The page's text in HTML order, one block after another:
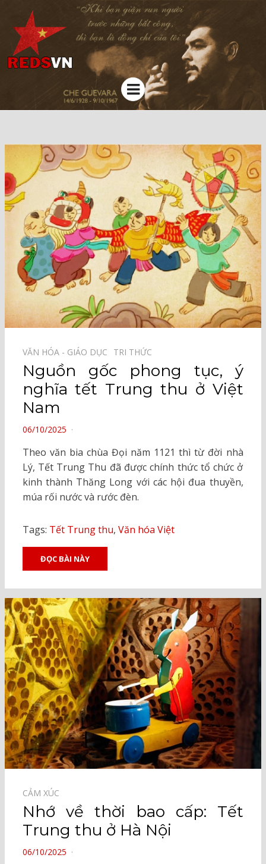
Kênh chia sẻ tri thức cộng đồng
Menu
VĂN HÓA - GIÁO DỤC⠀ TRI THỨC⠀
Nguồn gốc phong tục, ý
nghĩa tết Trung thu ở Việt
Nam
POSTED
06/10/2025
Theo văn bia chùa Đọi năm 1121 thì từ đời nhà
Lý, Tết Trung Thu đã được chính thức tổ chức ở
kinh thành Thăng Long với các hội đua thuyền,
múa rối nước và rước đèn.
Tags: Tết Trung thu, Văn hóa Việt
ĐỌC BÀI NÀY
CẢM XÚC⠀
Nhớ về thời bao cấp: Tết
Trung thu ở Hà Nội
POSTED
06/10/2025